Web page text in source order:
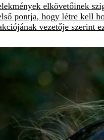
elkövetőinek
pontja, hogy létre kell
vezetője szerint